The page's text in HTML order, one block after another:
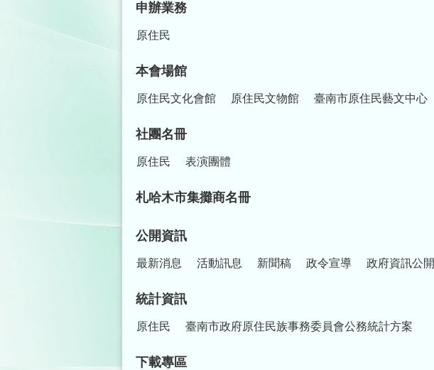
申辦業務
原住民
本會場館
原住民文化會館 原住民文物館 臺南市原住民藝文中心
社團名冊
原住民 表演團體
札哈木市集攤商名冊
公開資訊
最新消息 活動訊息 新聞稿 政令宣導 政府資訊公開
統計資訊
原住民 臺南市政府原住民族事務委員會公務統計方案
下載專區